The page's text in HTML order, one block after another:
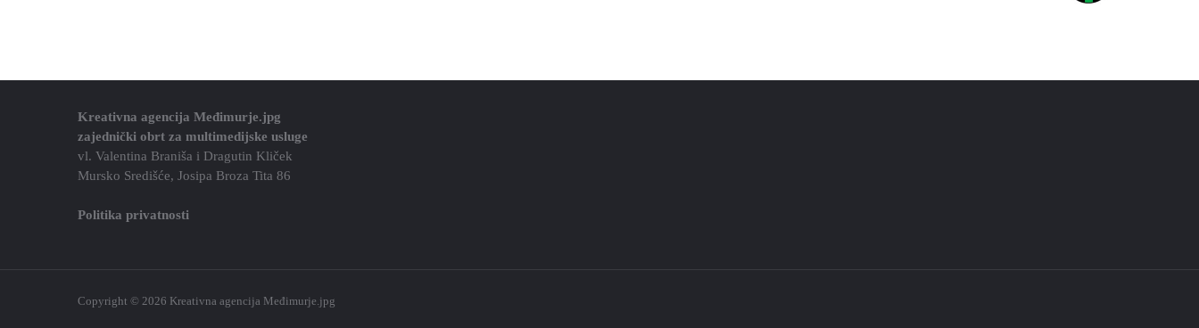
Kreativna agencija Međimurje.jpg
zajednički obrt za multimedijske usluge
vl. Valentina Braniša i Dragutin Kliček
Mursko Središće, Josipa Broza Tita 86
Politika privatnosti
Copyright © 2026 Kreativna agencija Međimurje.jpg